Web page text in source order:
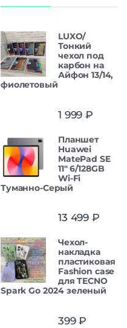
LUXO/
Тонкий
чехол под
карбон на
Айфон 13/14,
фиолетовый
1 999 ₽
Планшет
Huawei
MatePad SE
11" 6/128GB
Wi-Fi
Туманно-Серый
13 499 ₽
Чехол-
накладка
пластиковая
Fashion case
для TECNO
Spark Go 2024 зеленый
399₽